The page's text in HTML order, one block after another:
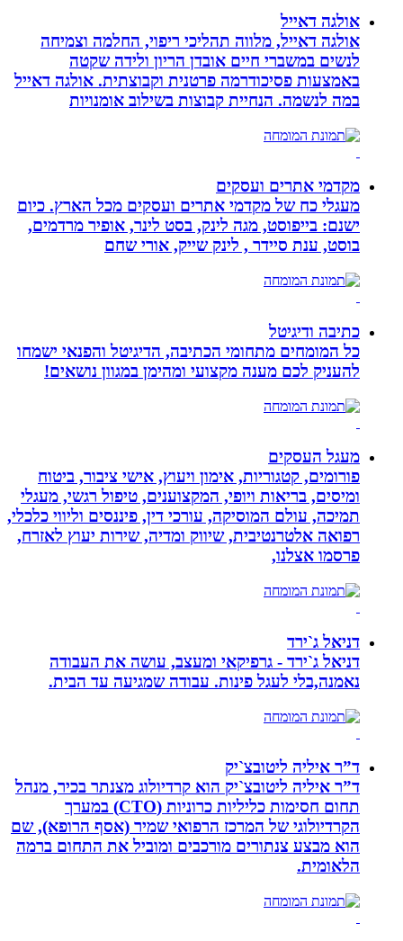
אולגה דאייל
אולגה דאייל, מלווה תהליכי ריפוי, החלמה וצמיחה
לנשים במשברי חיים אובדן הריון ולידה שקטה
באמצעות פסיכודרמה פרטנית וקבוצתית. אולגה דאייל
במה לנשמה. ‏הנחיית קבוצות בשילוב אומנויות‏
מקדמי אתרים ועסקים
מעגלי כח של מקדמי אתרים ועסקים מכל הארץ. כיום
ישנם: בייפוסט, מגה לינק, בסט לינר, אופיר מרדמים,
בוסט, ענת סיידר , לינק שייק, אורי שחם
כתיבה ודיגיטל
כל המומחים מתחומי הכתיבה, הדיגיטל והפנאי ישמחו
להעניק לכם מענה מקצועי ומהימן במגוון נושאים!
מעגל העסקים
פורומים, קטגוריות, אימון ויעוץ, אישי ציבור, ביטוח
ומיסים, בריאות ויופי, המקצוענים, טיפול רגשי, מעגלי
תמיכה, עולם המוסיקה, עורכי דין, פיננסים וליווי כלכלי,
רפואה אלטרנטיבית, שיווק ומדיה, שירות יעוץ לאזרח,
פרסמו אצלנו,
דניאל ג`ירד
דניאל ג`ירד - גרפיקאי ומעצב, עושה את העבודה
נאמנה,בלי לעגל פינות. עבודה שמגיעה עד הבית.
ד”ר איליה ליטובצ`יק
ד”ר איליה ליטובצ`יק הוא קרדיולוג מצנתר בכיר, מנהל
תחום חסימות כליליות כרוניות (CTO) במערך
הקרדיולוגי של המרכז הרפואי שמיר (אסף הרופא), שם
הוא מבצע צנתורים מורכבים ומוביל את התחום ברמה
הלאומית.